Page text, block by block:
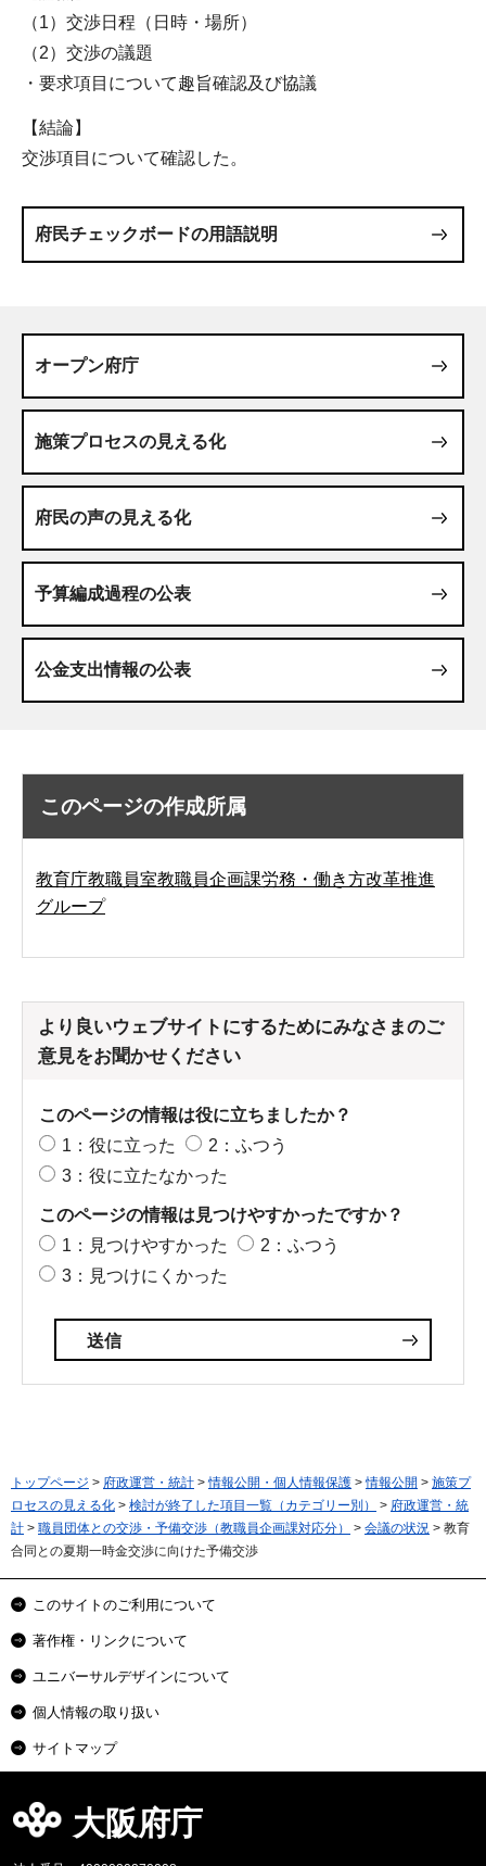
（1）交渉日程（日時・場所）
（2）交渉の議題
・要求項目について趣旨確認及び協議
【結論】
交渉項目について確認した。
府民チェックボードの用語説明
オープン府庁
施策プロセスの見える化
府民の声の見える化
予算編成過程の公表
公金支出情報の公表
このページの作成所属
教育庁教職員室教職員企画課労務・働き方改革推進
グループ
より良いウェブサイトにするためにみなさまのご
意見をお聞かせください
このページの情報は役に立ちましたか？
1：役に立った
2：ふつう
3：役に立たなかった
このページの情報は見つけやすかったですか？
1：見つけやすかった
2：ふつう
3：見つけにくかった
トップページ > 府政運営・統計 >情報公開・個人情報保護 >情報公開 > 施策プ
ロセスの見える化 > 検討が終了した項目一覧（カテゴリー別） > 府政運営・統
計 > 職員団体との交渉・予備交渉（教職員企画課対応分） > 会議の状況 > 教育
合同との夏期一時金交渉に向けた予備交渉
このサイトのご利用について
著作権・リンクについて
ユニバーサルデザインについて
個人情報の取り扱い
サイトマップ
大阪府庁